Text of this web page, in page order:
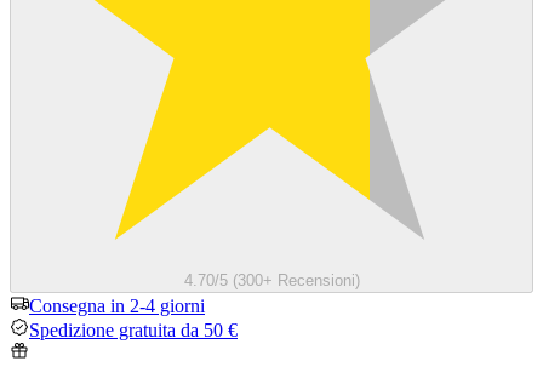
4.70/5 (300+ Recensioni)
Consegna in 2-4 giorni
Spedizione gratuita da 50 €